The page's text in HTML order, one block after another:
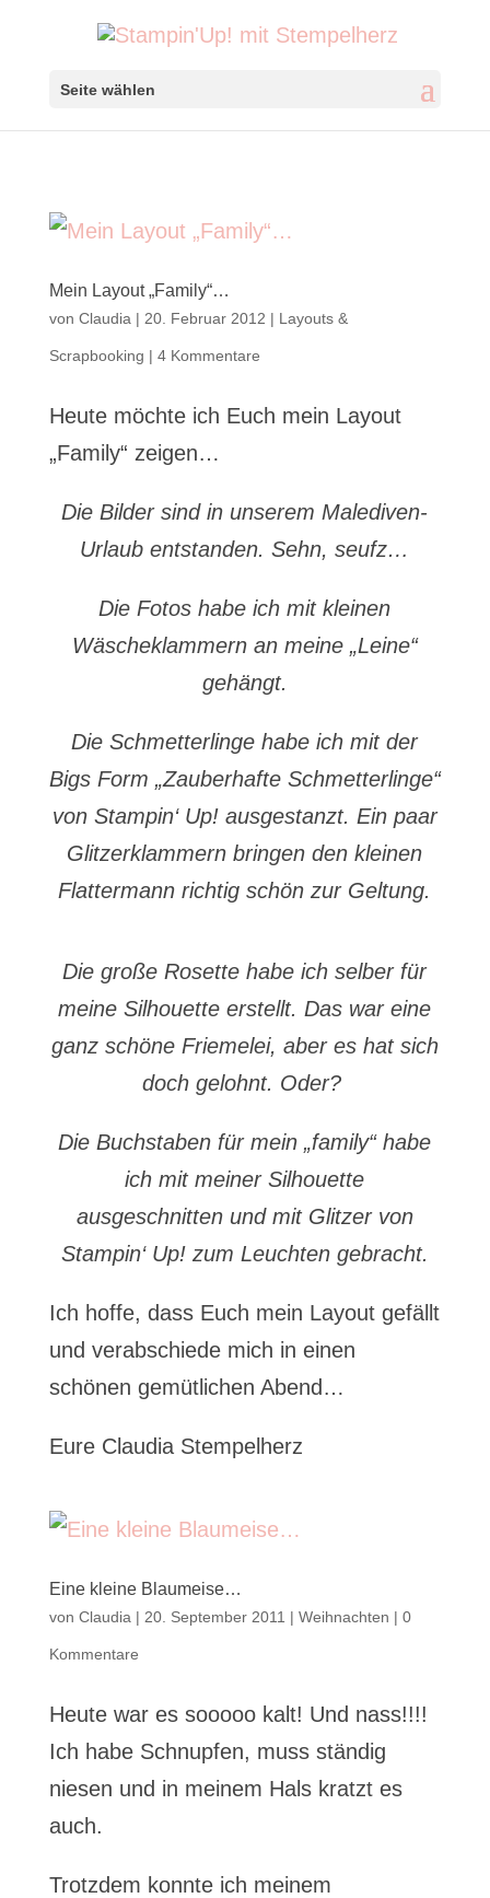
Seite wählen
Mein Layout „Family“…
von Claudia | 20. Februar 2012 | Layouts &
Scrapbooking | 4 Kommentare
Heute möchte ich Euch mein Layout
„Family“ zeigen…
Die Bilder sind in unserem Malediven-
Urlaub entstanden. Sehn, seufz…
Die Fotos habe ich mit kleinen
Wäscheklammern an meine „Leine“
gehängt.
Die Schmetterlinge habe ich mit der
Bigs Form „Zauberhafte Schmetterlinge“
von Stampin‘ Up! ausgestanzt. Ein paar
Glitzerklammern bringen den kleinen
Flattermann richtig schön zur Geltung.
Die große Rosette habe ich selber für
meine Silhouette erstellt. Das war eine
ganz schöne Friemelei, aber es hat sich
doch gelohnt. Oder?
Die Buchstaben für mein „family“ habe
ich mit meiner Silhouette
ausgeschnitten und mit Glitzer von
Stampin‘ Up! zum Leuchten gebracht.
Ich hoffe, dass Euch mein Layout gefällt
und verabschiede mich in einen
schönen gemütlichen Abend…
Eure Claudia Stempelherz
Eine kleine Blaumeise…
von Claudia | 20. September 2011 | Weihnachten | 0
Kommentare
Heute war es sooooo kalt! Und nass!!!!
Ich habe Schnupfen, muss ständig
niesen und in meinem Hals kratzt es
auch.
Trotzdem konnte ich meinem